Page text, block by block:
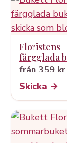
Floristens
färgglada
från 359 kr
Skicka →